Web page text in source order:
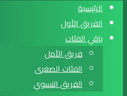
الرئيسية
الفريق الأول
باقي الفئات
فريق الأمل
الفئات الصغرى
الفريق النسوي